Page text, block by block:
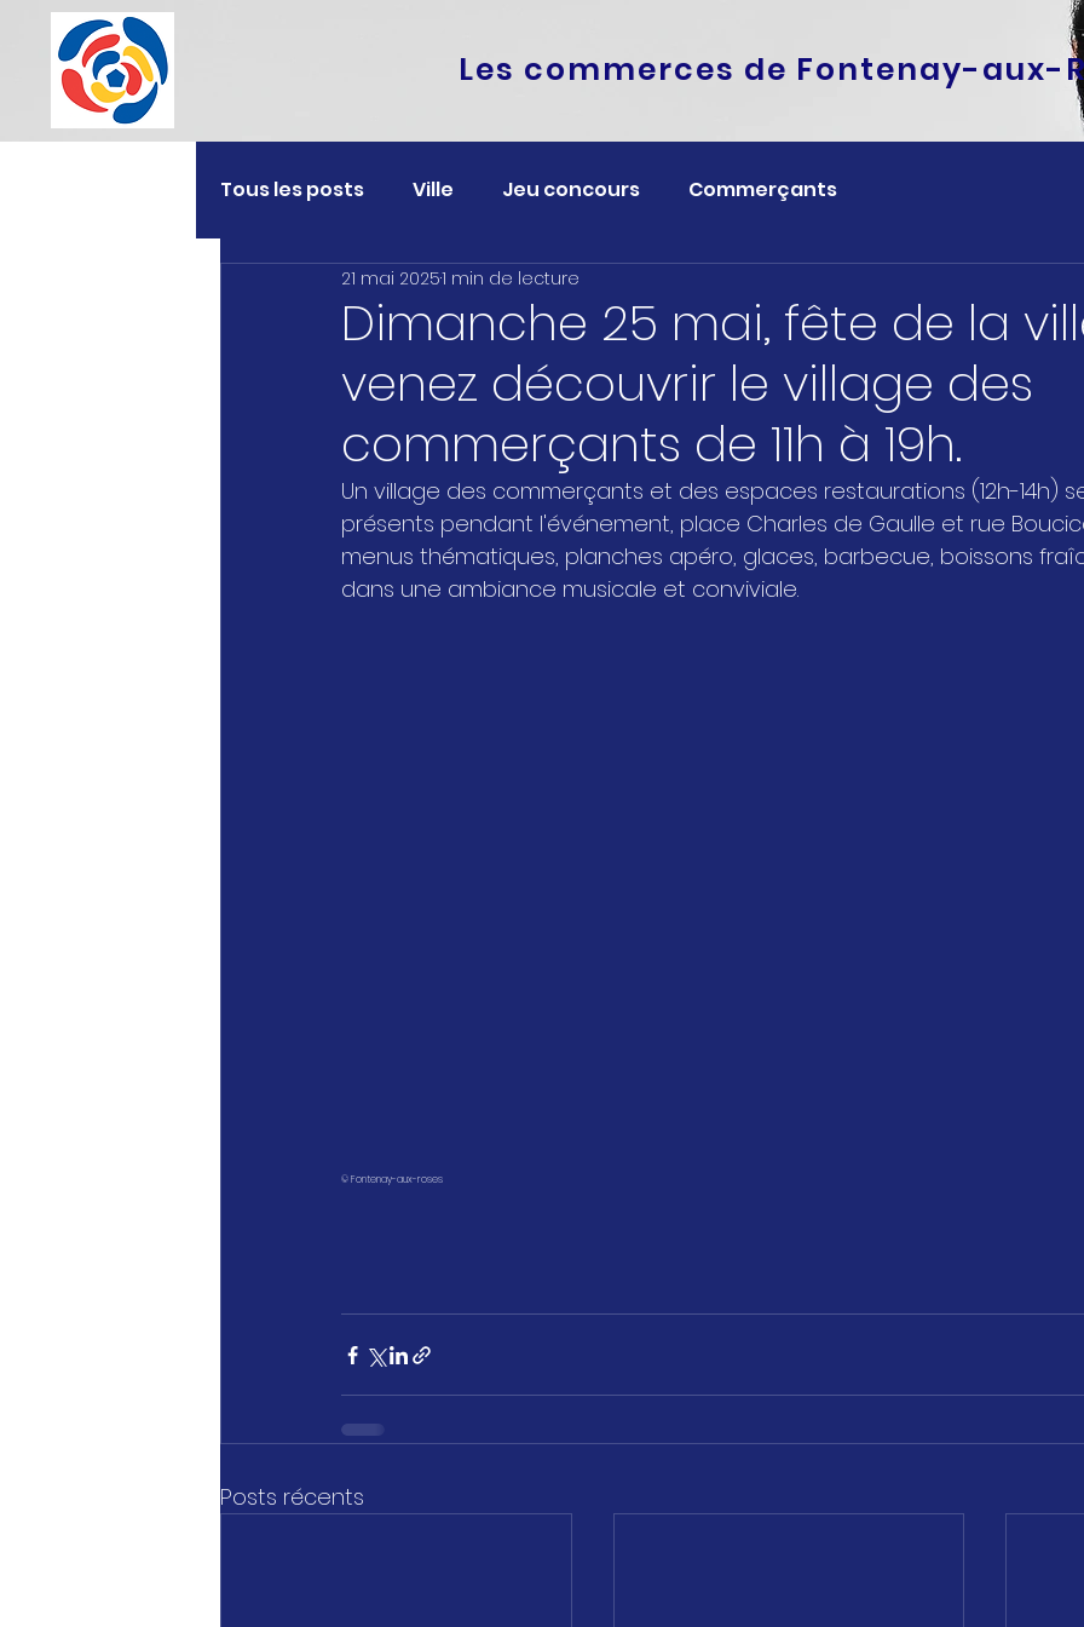
Les commerces de Fontenay-aux-
Tous les posts Ville Jeu concours Commerçants
Dimanche 25 mai, fête de la
venez découvrir le village des
commerçants de 11h à 19h.
21 mai 20251 min de lecture
Un village des commerçants et des espaces restaurations (12h-14h)
présents pendant l'événement, place Charles de Gaulle et rue
menus thématiques, planches apéro, glaces, barbecue, boissons
dans une ambiance musicale et conviviale.
© Fontenay-aux-roses
Posts récents